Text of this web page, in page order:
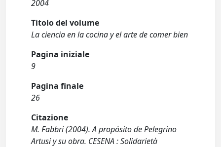
2004
Titolo del volume
La ciencia en la cocina y el arte de comer bien
Pagina iniziale
9
Pagina finale
26
Citazione
M. Fabbri (2004). A propósito de Pelegrino
Artusi y su obra. CESENA : Solidarietà